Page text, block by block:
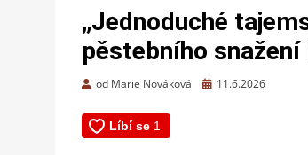
„Jednoduché
pěstebního
od Marie Nováková
Zveřejněno
11.6.2026